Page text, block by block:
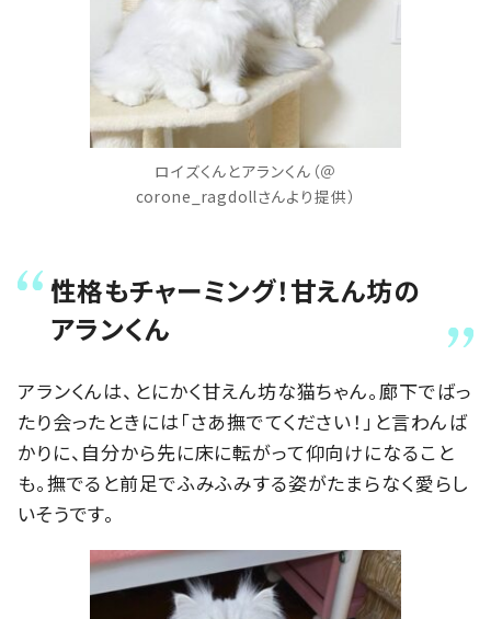
ロイズくんとアランくん（＠
corone_ragdollさんより提供）
性格もチャーミング！甘えん坊の
アランくん
アランくんは、とにかく甘えん坊な猫ちゃん。廊下でばっ
たり会ったときには「さあ撫でてください！」と言わんば
かりに、自分から先に床に転がって仰向けになること
も。撫でると前足でふみふみする姿がたまらなく愛らし
いそうです。